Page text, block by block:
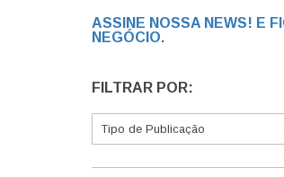
ASSINE NOSSA NEWS! E
NEGÓCIO.
FILTRAR POR: